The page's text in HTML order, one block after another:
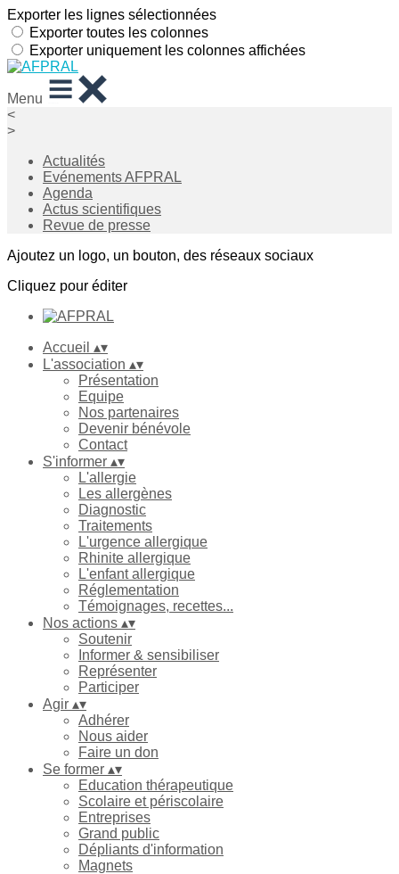
Exporter les lignes sélectionnées
Exporter toutes les colonnes
Exporter uniquement les colonnes affichées
Menu
<
>
Actualités
Evénements AFPRAL
Agenda
Actus scientifiques
Revue de presse
Ajoutez un logo, un bouton, des réseaux sociaux
Cliquez pour éditer
Accueil ▴▾
L'association ▴▾
Présentation
Equipe
Nos partenaires
Devenir bénévole
Contact
S'informer ▴▾
L'allergie
Les allergènes
Diagnostic
Traitements
L'urgence allergique
Rhinite allergique
L'enfant allergique
Réglementation
Témoignages, recettes...
Nos actions ▴▾
Soutenir
Informer & sensibiliser
Représenter
Participer
Agir ▴▾
Adhérer
Nous aider
Faire un don
Se former ▴▾
Education thérapeutique
Scolaire et périscolaire
Entreprises
Grand public
Dépliants d'information
Magnets